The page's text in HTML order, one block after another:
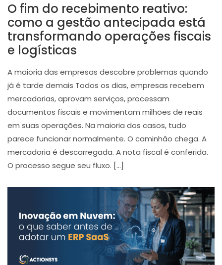
O fim do recebimento reativo:
como a gestão antecipada está
transformando operações fiscais
e logísticas
A maioria das empresas descobre problemas quando
já é tarde demais Todos os dias, empresas recebem
mercadorias, aprovam serviços, processam
documentos fiscais e movimentam milhões de reais
em suas operações. Na maioria dos casos, tudo
parece funcionar normalmente. O caminhão chega. A
mercadoria é descarregada. A nota fiscal é conferida.
O processo segue seu fluxo. […]